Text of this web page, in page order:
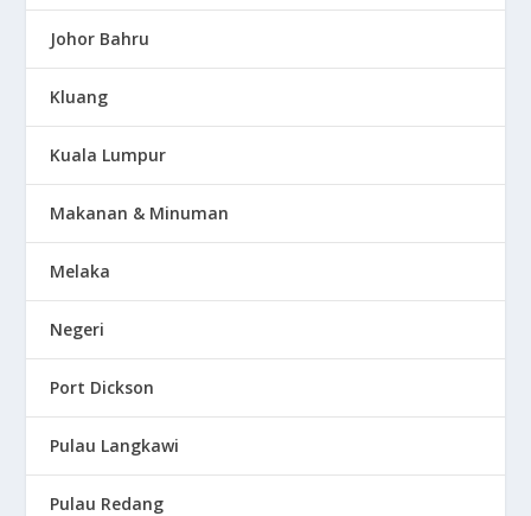
Johor Bahru
Kluang
Kuala Lumpur
Makanan & Minuman
Melaka
Negeri
Port Dickson
Pulau Langkawi
Pulau Redang